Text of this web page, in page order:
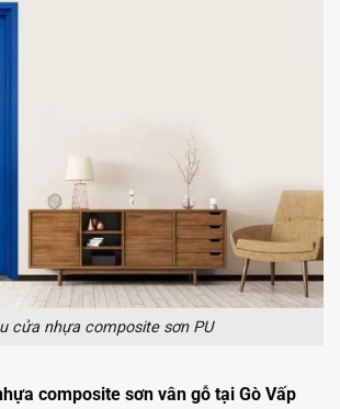
cửa nhựa composite sơn PU
composite sơn vân gỗ tại Gò Vấp